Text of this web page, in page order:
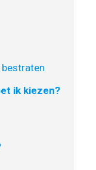
ik kiezen?